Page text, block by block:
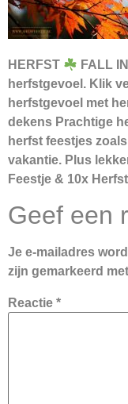
HERFST
FALL
herfstgevoel. Klik
herfstgevoel met
dekens Prachtige
herfst feestjes
vakantie. Plus
Feestje & 10x
Geef een
Je e-mailadres
zijn gemarkeerd met
Reactie *